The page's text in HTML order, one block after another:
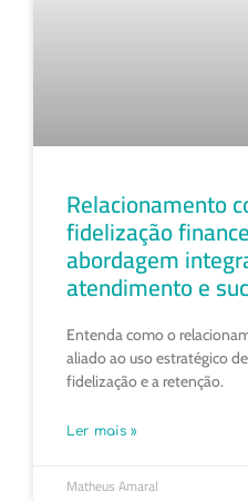
Relacionamento
fidelização
abordagem
atendimento e
Entenda como o
aliado ao uso estratégico
fidelização e a retenção.
Ler mais »
Matheus Amaral